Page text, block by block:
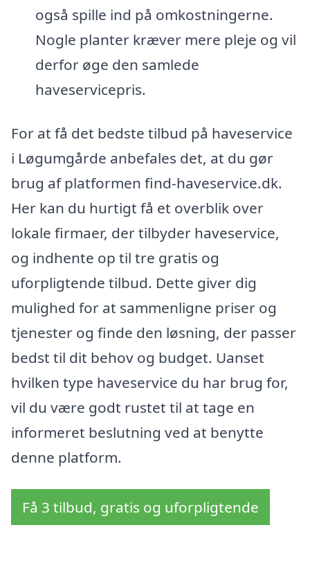
også spille ind på omkostningerne.
Nogle planter kræver mere pleje og vil
derfor øge den samlede
haveservicepris.
For at få det bedste tilbud på haveservice
i Løgumgårde anbefales det, at du gør
brug af platformen find-haveservice.dk.
Her kan du hurtigt få et overblik over
lokale firmaer, der tilbyder haveservice,
og indhente op til tre gratis og
uforpligtende tilbud. Dette giver dig
mulighed for at sammenligne priser og
tjenester og finde den løsning, der passer
bedst til dit behov og budget. Uanset
hvilken type haveservice du har brug for,
vil du være godt rustet til at tage en
informeret beslutning ved at benytte
denne platform.
Få 3 tilbud, gratis og uforpligtende